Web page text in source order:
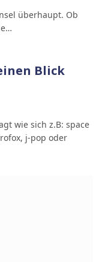
überhaupt. Ob
Blick
wie sich z.B: space
j-pop oder